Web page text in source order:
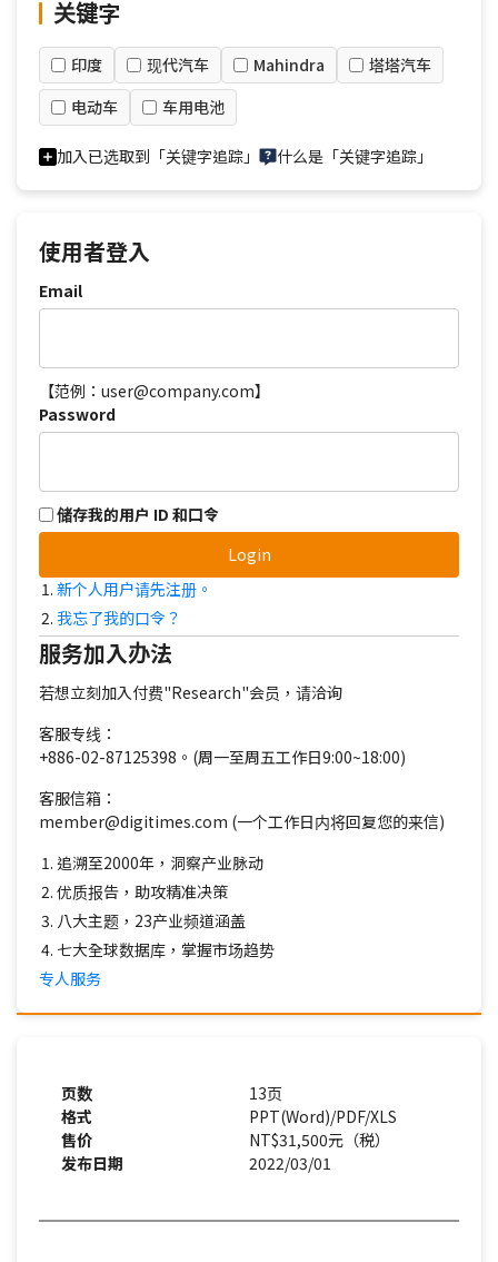
关键字
印度 现代汽车 Mahindra
塔塔汽车
电动车
车用电池
加入已选取到「关键字追踪」 什么是「关键字追踪」
使用者登入
Email
【范例：user@company.com】
Password
储存我的用户 ID 和口令
Login
新个人用户请先注册。
我忘了我的口令？
服务加入办法
若想立刻加入付费"Research"会员，请洽询
客服专线：
+886-02-87125398。(周一至周五工作日9:00~18:00)
客服信箱：
member@digitimes.com (一个工作日内将回复您的来信)
追溯至2000年，洞察产业脉动
优质报告，助攻精准决策
八大主题，23产业频道涵盖
七大全球数据库，掌握市场趋势
专人服务
页数
13页
格式
PPT(Word)/PDF/XLS
售价
NT$31,500元（税）
发布日期
2022/03/01